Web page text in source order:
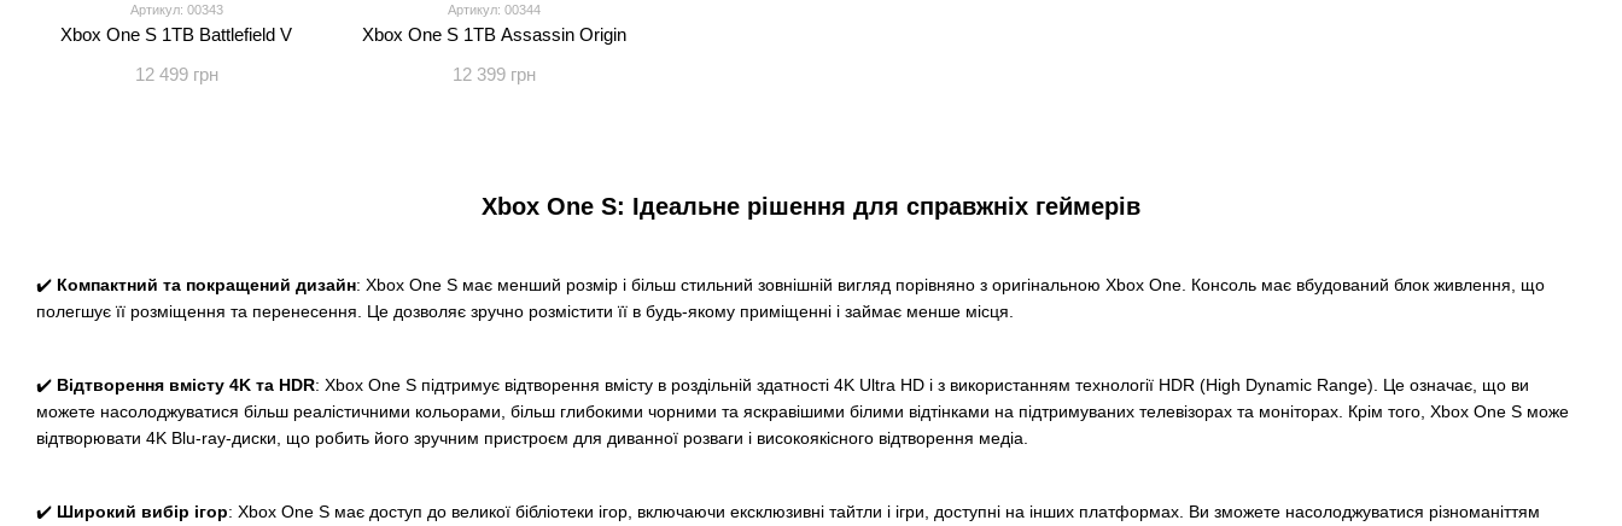
Xbox One S: Ідеальне рішення для справжніх геймерів
✔️ Компактний та покращений дизайн: Xbox One S має менший розмір і більш стильний зовнішній вигляд порівняно з оригінальною Xbox One. Консоль має вбудований блок живлення, що
полегшує її розміщення та перенесення. Це дозволяє зручно розмістити її в будь-якому приміщенні і займає менше місця.
✔️ Відтворення вмісту 4K та HDR: Xbox One S підтримує відтворення вмісту в роздільній здатності 4K Ultra HD і з використанням технології HDR (High Dynamic Range). Це означає, що ви
можете насолоджуватися більш реалістичними кольорами, більш глибокими чорними та яскравішими білими відтінками на підтримуваних телевізорах та моніторах. Крім того, Xbox One S може
відтворювати 4K Blu-ray-диски, що робить його зручним пристроєм для диванної розваги і високоякісного відтворення медіа.
✔️ Широкий вибір ігор: Xbox One S має доступ до великої бібліотеки ігор, включаючи ексклюзивні тайтли і ігри, доступні на інших платформах. Ви зможете насолоджуватися різноманіттям
Артикул: 00343
Xbox One S 1TB Battlefield V
12 499 грн
Артикул: 00344
Xbox One S 1TB Assassin Origin
12 399 грн